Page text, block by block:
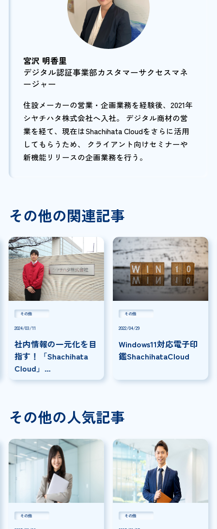
宮沢 明香里
デジタル認証事業部カスタマーサクセスマネ
ージャー
住設メーカーの営業・企画業務を経験後、2021年
シヤチハタ株式会社へ入社。 デジタル商材の営
業を経て、現在はShachihata Cloudをさらに活用
してもらうため、 クライアント向けセミナーや
新機能リリースの企画業務を行う。
その他の関連記事
その他
2024/03/11
社内情報の一元化を目
指す！「Shachihata
Cloud」
×「SmartDrive」連携
その他
2022/04/29
Windows11対応電子印
鑑ShachihataCloud
その他の人気記事
その他 その他